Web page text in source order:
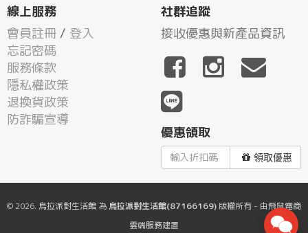
線上服務
會員註冊 / 登入
忘記密碼
服務條款
隱私權政策
退換貨政策
防詐騙宣導
社群追蹤
接收優惠與新產品資訊
優惠領取
領取優惠
© 2026. 烏拉派對生活館 為 烏拉派對生活館(87166169)版權所有 - 由飛鼠電商
雲端服務建置